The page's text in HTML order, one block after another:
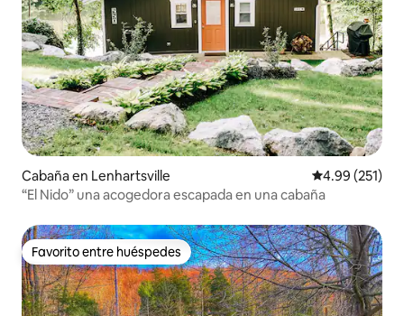
Cabaña en Lenhartsville Calificación
4.99 (251)
“El Nido” una acogedora escapada en una cabaña
Favorito entre huéspedes
Favorito entre huéspedes